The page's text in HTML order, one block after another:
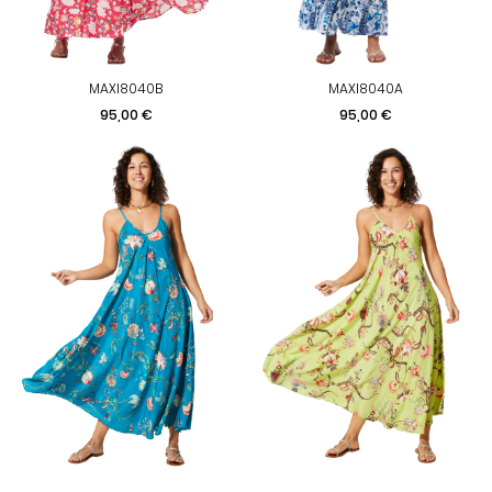
MAXI8040B
Prix
95,00 €
MAXI8040A
Prix
95,00 €